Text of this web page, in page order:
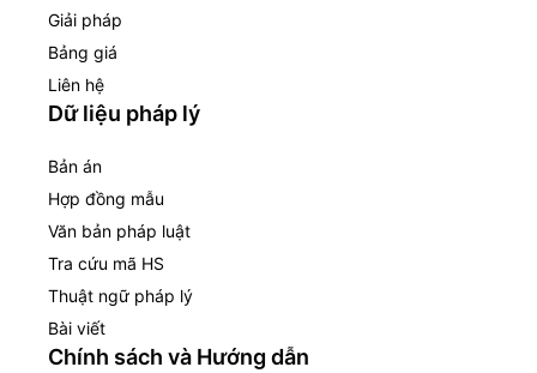
Giải pháp
Bảng giá
Liên hệ
Dữ liệu pháp lý
Bản án
Hợp đồng mẫu
Văn bản pháp luật
Tra cứu mã HS
Thuật ngữ pháp lý
Bài viết
Chính sách và Hướng dẫn